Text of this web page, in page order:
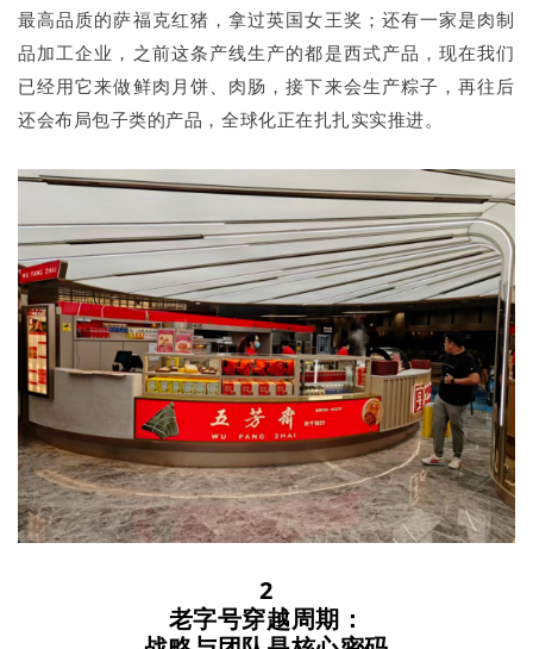
最高品质的萨福克红猪，拿过英国女王奖；还有一家是肉制
品加工企业，之前这条产线生产的都是西式产品，现在我们
已经用它来做鲜肉月饼、肉肠，接下来会生产粽子，再往后
还会布局包子类的产品，全球化正在扎扎实实推进。
2
老字号穿越周期：